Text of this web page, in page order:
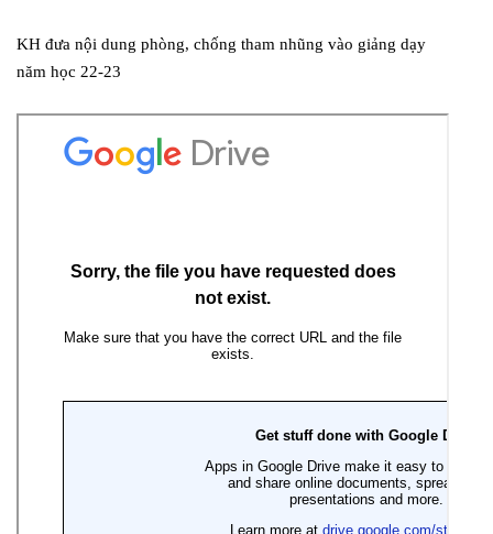
KH đưa nội dung phòng, chống tham nhũng vào giảng dạy
năm học 22-23